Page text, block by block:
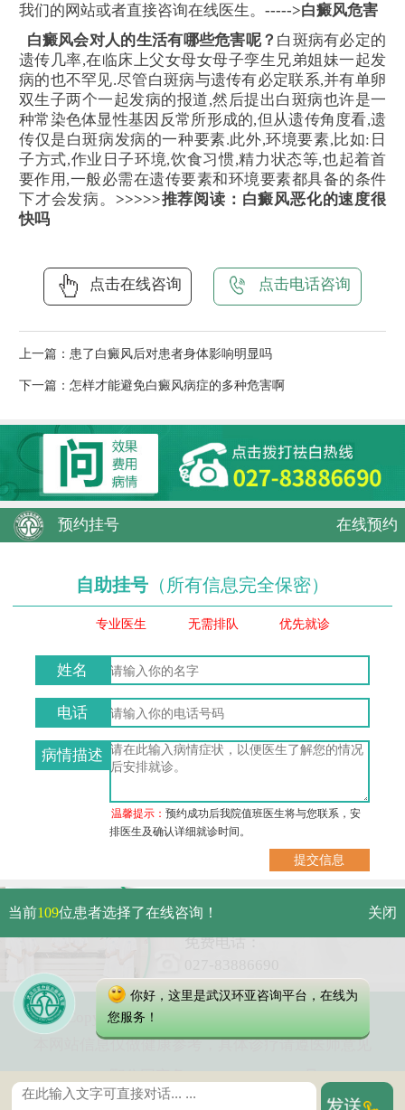
我们的网站或者直接咨询在线医生。 ----->白癜风危害
白癜风会对人的生活有哪些危害呢？ 白斑病有必定的
遗传几率,在临床上父女母女母子孪生兄弟姐妹一起发
病的也不罕见.尽管白斑病与遗传有必定联系,并有单卵
双生子两个一起发病的报道,然后提出白斑病也许是一
种常染色体显性基因反常所形成的,但从遗传角度看,遗
传仅是白斑病发病的一种要素.此外,环境要素,比如:日
子方式,作业日子环境,饮食习惯,精力状态等,也起着首
要作用,一般必需在遗传要素和环境要素都具备的条件
下才会发病。 >>>>>推荐阅读：白癜风恶化的速度很
快吗
点击在线咨询 点击电话咨询
上一篇： 患了白癜风后对患者身体影响明显吗
下一篇： 怎样才能避免白癜风病症的多种危害啊
预约挂号 在线预约
自助挂号 （所有信息完全保密）
专业医生 无需排队 优先就诊
姓名
电话
病情描述
温馨提示：预约成功后我院值班医生将与您联系，安
排医生及确认详细就诊时间。
武汉市硚口区解放大道469号附
6（原479号）
免费电话：
Copyright 2023 武汉环亚中医白癜风医院
本网站信息仅做健康参考，具体诊疗请遵医师意见
鄂ICP备16003424号-2
当前109位患者选择了在线咨询！ 关闭
你好，这里是武汉环亚咨询平台，在线为
您服务！